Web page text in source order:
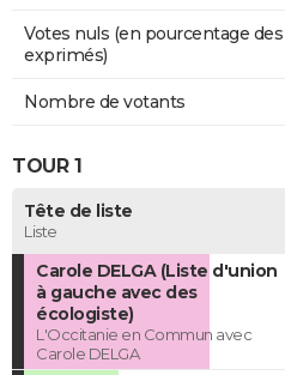
Votes nuls (en pourcentage
exprimés)
Nombre de votants
TOUR 1
Tête de liste
Liste
Carole DELGA (Liste d'union
à gauche avec des
écologiste)
L'Occitanie en Commun avec
Carole DELGA